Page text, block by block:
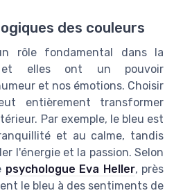
des couleurs
rôle fondamental dans la
elles ont un pouvoir
et nos émotions. Choisir
entièrement transformer
Par exemple, le bleu est
et au calme, tandis
l'énergie et la passion. Selon
psychologue Eva Heller, près
le bleu à des sentiments de